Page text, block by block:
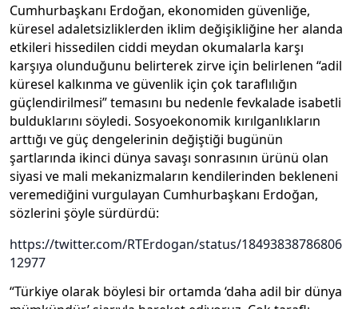
Cumhurbaşkanı Erdoğan, ekonomiden güvenliğe,
küresel adaletsizliklerden iklim değişikliğine her alanda
etkileri hissedilen ciddi meydan okumalarla karşı
karşıya olunduğunu belirterek zirve için belirlenen “adil
küresel kalkınma ve güvenlik için çok taraflılığın
güçlendirilmesi” temasını bu nedenle fevkalade isabetli
bulduklarını söyledi. Sosyoekonomik kırılganlıkların
arttığı ve güç dengelerinin değiştiği bugünün
şartlarında ikinci dünya savaşı sonrasının ürünü olan
siyasi ve mali mekanizmaların kendilerinden bekleneni
veremediğini vurgulayan Cumhurbaşkanı Erdoğan,
sözlerini şöyle sürdürdü:
https://twitter.com/RTErdogan/status/18493838786806
12977
“Türkiye olarak böylesi bir ortamda ‘daha adil bir dünya